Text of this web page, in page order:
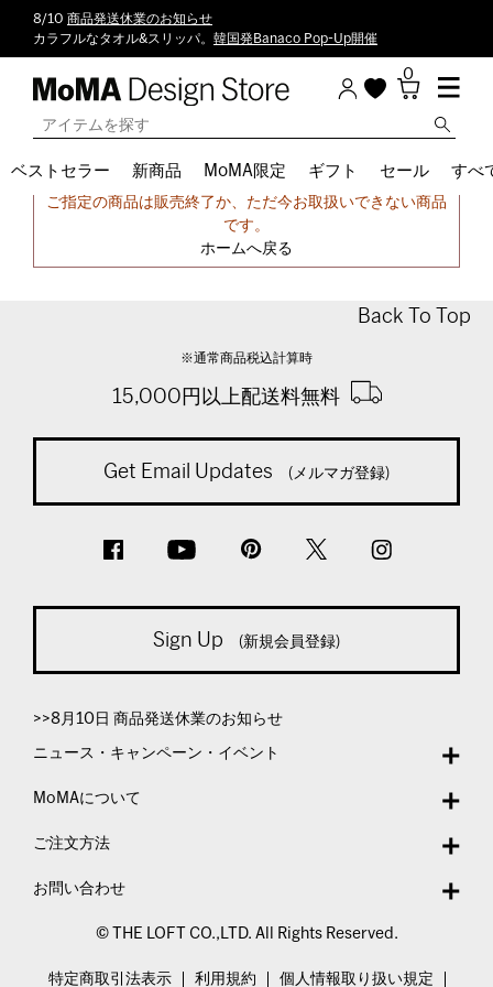
8/10 商品発送休業のお知らせ
カラフルなタオル&スリッパ。 韓国発Banaco Pop-Up開催
0
ベストセラー 新商品 MoMA限定 ギフト セール すべ
申し訳ございません。
ご指定の商品は販売終了か、ただ今お取扱いできない商品
です。
ホームへ戻る
Back To Top
※通常商品税込計算時
15,000円以上配送料無料
Get Email Updates (メルマガ登録)
Sign Up (新規会員登録)
>>8月10日 商品発送休業のお知らせ
ニュース・キャンペーン・イベント
MoMAについて
ご注文方法
お問い合わせ
© THE LOFT CO.,LTD. All Rights Reserved.
特定商取引法表示 利用規約 個人情報取り扱い規定